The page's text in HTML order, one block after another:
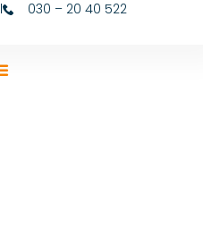
030 – 20 40 522